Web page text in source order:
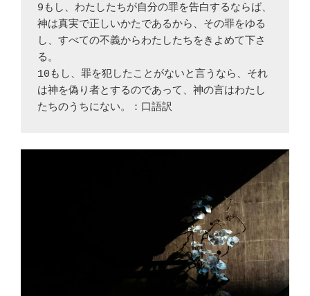
9もし、わたしたちが自分の罪を告白するならば、
神は真実で正しいかたであるから、その罪をゆる
し、すべての不義からわたしたちをきよめて下さ
る。
10もし、罪を犯したことがないと言うなら、それ
は神を偽り者とするのであって、神の言はわたし
たちのうちにない。：口語訳